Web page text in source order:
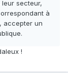
secteur,
à
, accepter un
!